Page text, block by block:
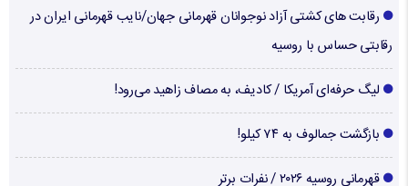
رقابت های کشتی آزاد نوجوانان قهرمانی جهان/نایب قهرمانی ایران در
رقابتی حساس با روسیه
لیگ حرفه‌ای آمریکا / کادیف، به مصاف زاهید می‌رود!
بازگشت جمالوف به ۷۴ کیلو!
قهرمانی روسیه ۲۰۲۶ / نفرات برتر